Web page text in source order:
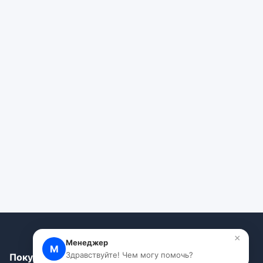
Покупателям
М
Менеджер
Здравствуйте! Чем могу помочь?
×